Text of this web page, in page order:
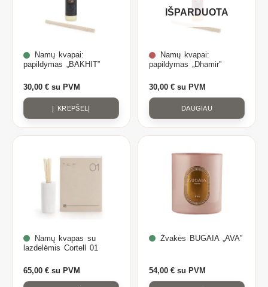
Namų kvapai:
papildymas „BAKHIT”
30,00 € su PVM
Į KREPŠELĮ
IŠPARDUOTA
Namų kvapai:
papildymas „Dhamir”
30,00 € su PVM
DAUGIAU
Namų kvapas su
lazdelėmis Cortell 01
65,00 € su PVM
Žvakės BUGAIA „AVA”
54,00 € su PVM